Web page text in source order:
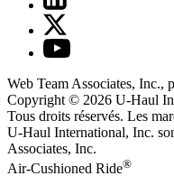
Web Team Associates, Inc.,
Copyright © 2026 U-Haul
Tous droits réservés. Les
U-Haul International, Inc.
Associates, Inc.
Air-Cushioned Ride®